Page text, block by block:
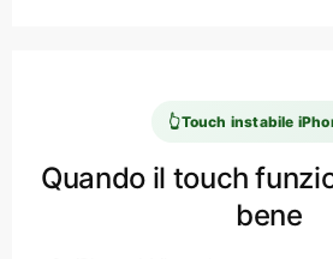
👆Touch instabile
Quando il touch
bene